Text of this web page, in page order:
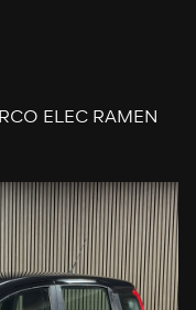
ELEC RAMEN